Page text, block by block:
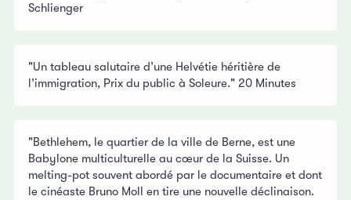
Schlienger
"Un tableau salutaire d’une Helvétie héritière de
l’immigration, Prix du public à Soleure." 20 Minutes
"Bethlehem, le quartier de la ville de Berne, est une
Babylone multiculturelle au cœur de la Suisse. Un
melting-pot souvent abordé par le documentaire et dont
le cinéaste Bruno Moll en tire une nouvelle déclinaison.